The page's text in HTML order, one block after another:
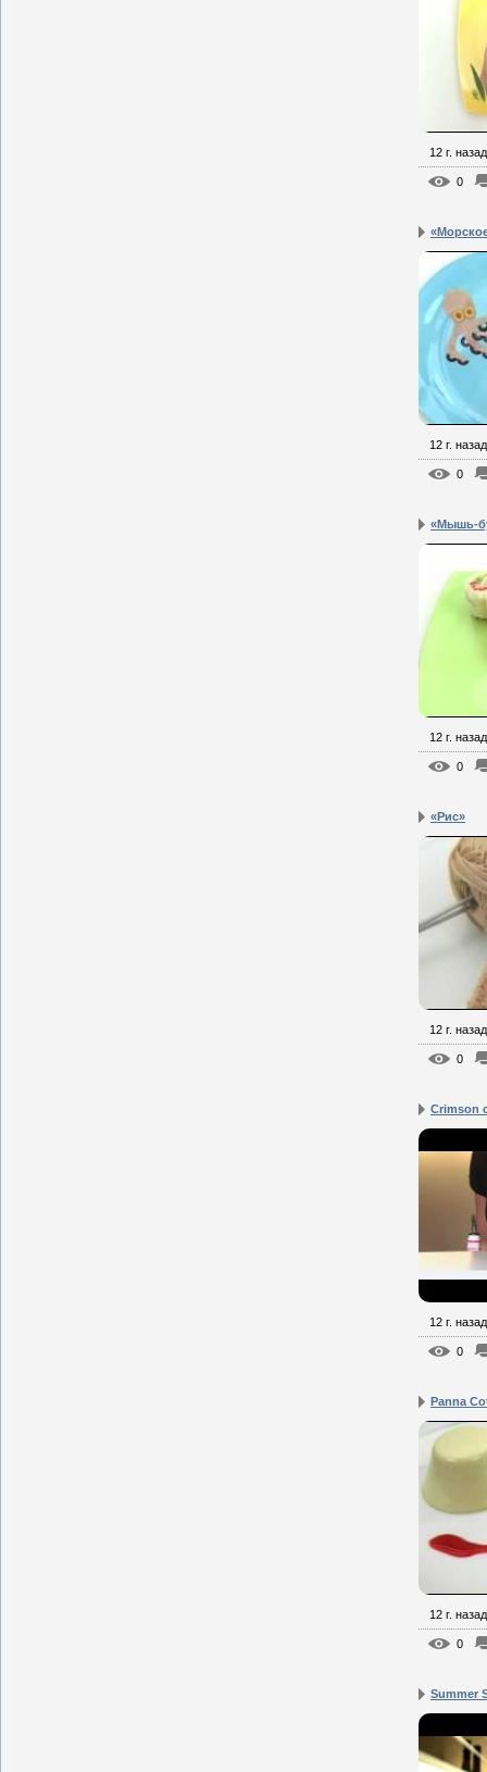
12 г. назад
0
12 г. назад
0
«Мышь-
12 г. назад
0
«Рис»
12 г. назад
0
Crimson
12 г. назад
0
Panna
12 г. назад
0
Summer